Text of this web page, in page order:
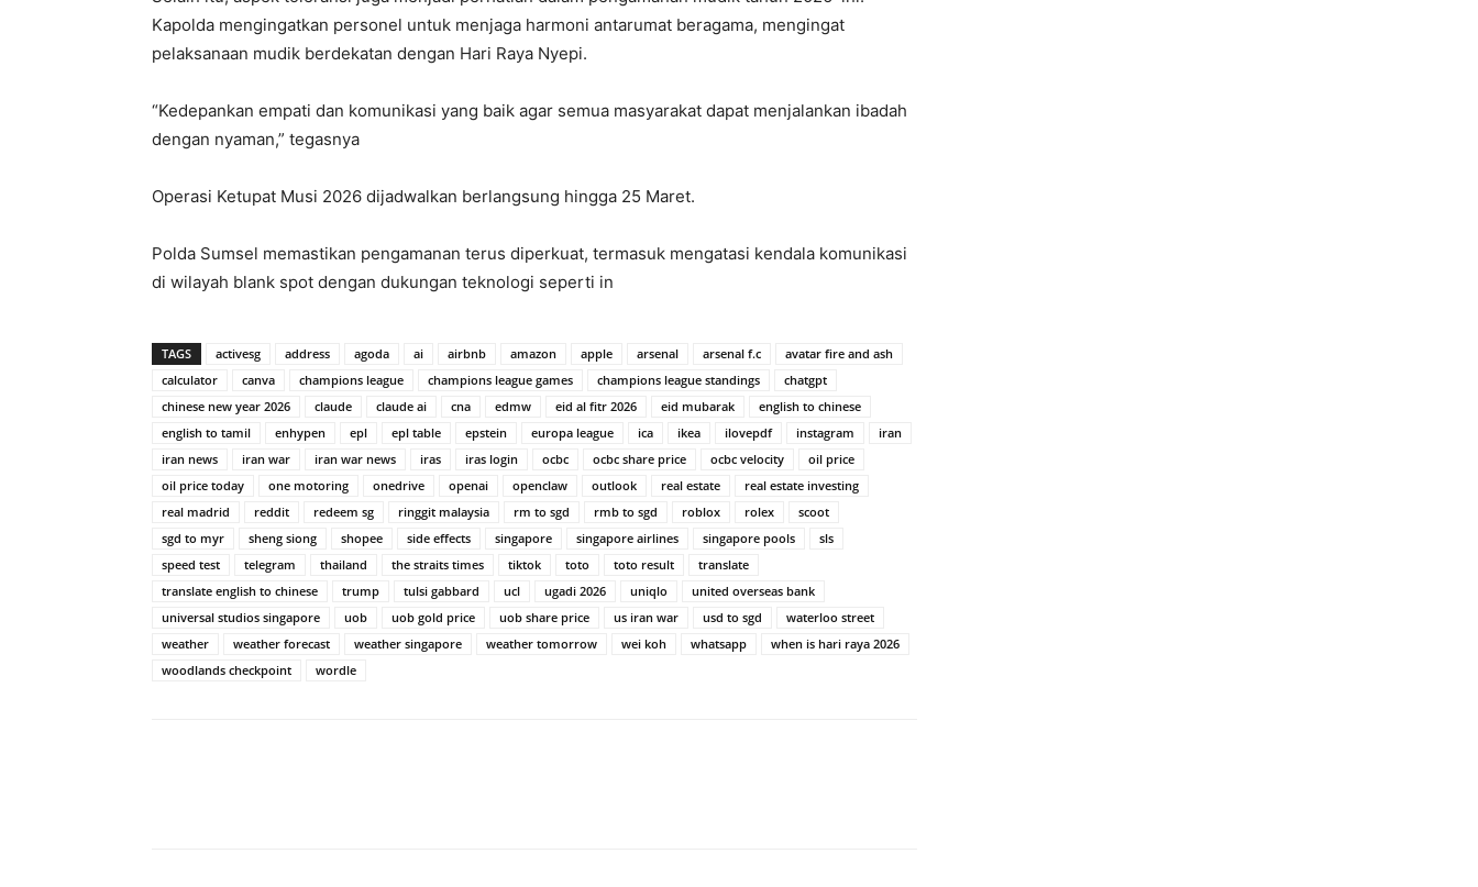
Kapolda mengingatkan personel untuk menjaga harmoni antarumat beragama, mengingat
pelaksanaan mudik berdekatan dengan Hari Raya Nyepi.
“Kedepankan empati dan komunikasi yang baik agar semua masyarakat dapat menjalankan ibadah
dengan nyaman,” tegasnya
Operasi Ketupat Musi 2026 dijadwalkan berlangsung hingga 25 Maret.
Polda Sumsel memastikan pengamanan terus diperkuat, termasuk mengatasi kendala komunikasi
di wilayah blank spot dengan dukungan teknologi seperti in
TAGS activesg address agoda ai airbnb amazon apple arsenal arsenal f.c
avatar fire and ash
calculator
canva champions league champions league games champions league standings
chatgpt
chinese new year 2026
claude claude ai cna edmw eid al fitr 2026 eid mubarak
english to chinese
english to tamil
enhypen epl epl table epstein europa league ica ikea ilovepdf instagram
iran
iran news
iran war iran war news iras iras login ocbc ocbc share price ocbc velocity
oil price
oil price today
one motoring onedrive openai openclaw outlook real estate
real estate investing
real madrid
reddit redeem sg ringgit malaysia rm to sgd rmb to sgd roblox rolex
scoot
sgd to myr
sheng siong shopee side effects singapore singapore airlines singapore pools
sls
speed test
telegram thailand the straits times tiktok toto toto result
translate
translate english to chinese
trump tulsi gabbard ucl ugadi 2026 uniqlo
united overseas bank
universal studios singapore
uob uob gold price uob share price us iran war usd to sgd
waterloo street
weather
weather forecast weather singapore weather tomorrow wei koh whatsapp
when is hari raya 2026
woodlands checkpoint
wordle